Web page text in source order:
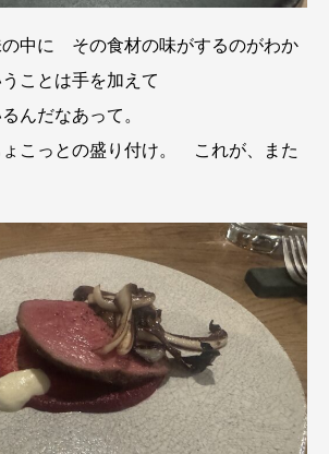
中に その食材の味がするのがわか
ことは手を加えて
んだなあって。
こっとの盛り付け。 これが、また